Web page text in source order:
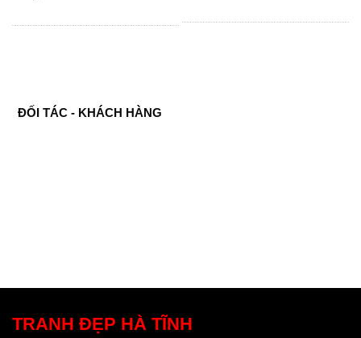
ĐỐI TÁC - KHÁCH HÀNG
TRANH ĐẸP HÀ TĨNH